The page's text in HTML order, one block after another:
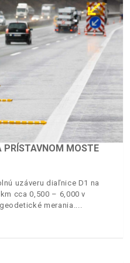
PRÍSTAVNOM MOSTE
uzáveru diaľnice D1 na
cca 0,500 – 6,000 v
merania.